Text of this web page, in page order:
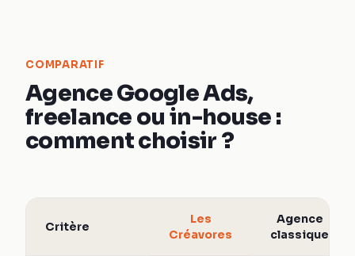
COMPARATIF
Agence Google Ads,
freelance ou in-house :
comment choisir ?
Critère
Les
Créavores
Agence
classique